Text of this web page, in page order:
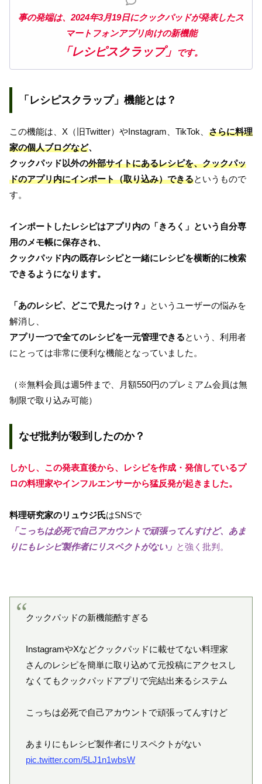
事の発端は、2024年3月19日にクックパッドが発表したス
マートフォンアプリ向けの新機能
「レシピスクラップ」 です。
「レシピスクラップ」機能とは？
この機能は、X（旧Twitter）やInstagram、TikTok、 さらに料理
家の個人ブログなど、
クックパッド以外の外部サイトにあるレシピを、クックパッ
ドのアプリ内にインポート（取り込み）できるというもので
す。
インポートしたレシピはアプリ内の「きろく」という自分専
用のメモ帳に保存され、
クックパッド内の既存レシピと一緒にレシピを横断的に検索
できるようになります。
「あのレシピ、どこで見たっけ？」 というユーザーの悩みを
解消し、
アプリ一つで全てのレシピを一元管理できるという、利用者
にとっては非常に便利な機能となっていました。
（※無料会員は週5件まで、月額550円のプレミアム会員は無
制限で取り込み可能）
なぜ批判が殺到したのか？
しかし、この発表直後から、レシピを作成・発信しているプ
ロの料理家やインフルエンサーから猛反発が起きました。
料理研究家のリュウジ氏はSNSで
「こっちは必死で自己アカウントで頑張ってんすけど、あま
りにもレシピ製作者にリスペクトがない」 と強く批判。
クックパッドの新機能酷すぎる
InstagramやXなどクックパッドに載せてない料理家
さんのレシピを簡単に取り込めて元投稿にアクセスし
なくてもクックパッドアプリで完結出来るシステム
こっちは必死で自己アカウントで頑張ってんすけど
あまりにもレシピ製作者にリスペクトがない
pic.twitter.com/5LJ1n1wbsW